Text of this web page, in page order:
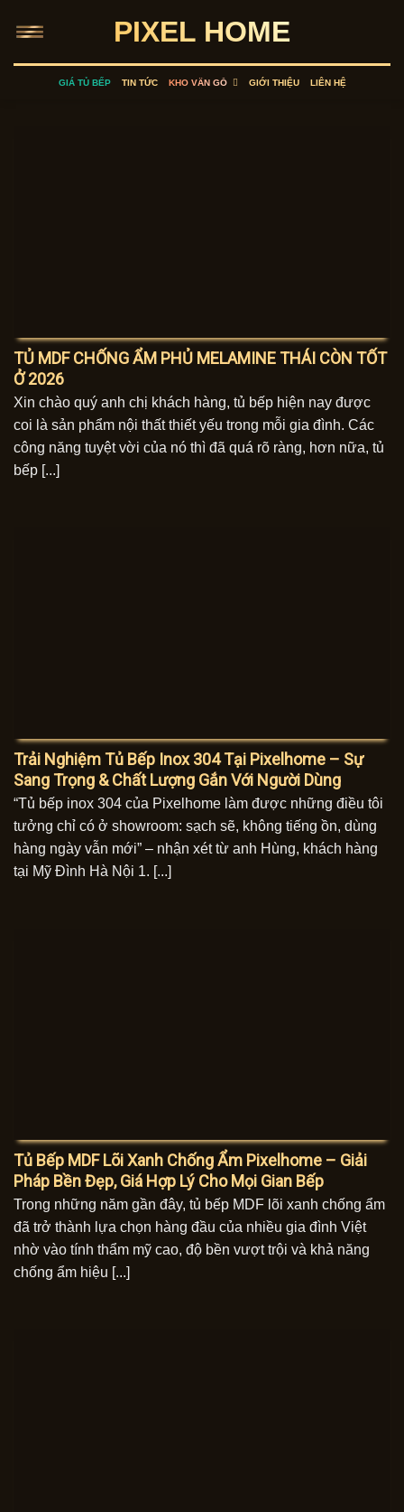
PIXEL HOME
GIÁ TỦ BẾP TIN TỨC KHO VÂN GỖ GIỚI THIỆU LIÊN HỆ
TỦ MDF CHỐNG ẨM PHỦ MELAMINE THÁI CÒN TỐT
Ở 2026
Xin chào quý anh chị khách hàng, tủ bếp hiện nay được
coi là sản phẩm nội thất thiết yếu trong mỗi gia đình. Các
công năng tuyệt vời của nó thì đã quá rõ ràng, hơn nữa, tủ
bếp [...]
Trải Nghiệm Tủ Bếp Inox 304 Tại Pixelhome – Sự
Sang Trọng & Chất Lượng Gắn Với Người Dùng
“Tủ bếp inox 304 của Pixelhome làm được những điều tôi
tưởng chỉ có ở showroom: sạch sẽ, không tiếng ồn, dùng
hàng ngày vẫn mới” – nhận xét từ anh Hùng, khách hàng
tại Mỹ Đình Hà Nội 1. [...]
Tủ Bếp MDF Lõi Xanh Chống Ẩm Pixelhome – Giải
Pháp Bền Đẹp, Giá Hợp Lý Cho Mọi Gian Bếp
Trong những năm gần đây, tủ bếp MDF lõi xanh chống ẩm
đã trở thành lựa chọn hàng đầu của nhiều gia đình Việt
nhờ vào tính thẩm mỹ cao, độ bền vượt trội và khả năng
chống ẩm hiệu [...]